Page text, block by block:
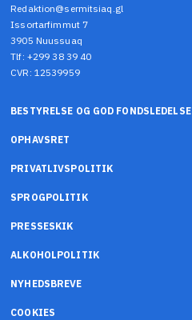
Redaktion@sermitsiaq.gl
Issortarfimmut 7
3905 Nuussuaq
Tlf: +299 38 39 40
CVR: 12539959
BESTYRELSE OG GOD FONDSLEDELSE
OPHAVSRET
PRIVATLIVSPOLITIK
SPROGPOLITIK
PRESSESKIK
ALKOHOLPOLITIK
NYHEDSBREVE
COOKIES